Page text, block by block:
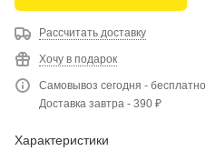
Рассчитать доставку
Хочу в подарок
Самовывоз сегодня - бесплатно
Доставка завтра - 390 ₽
Характеристики